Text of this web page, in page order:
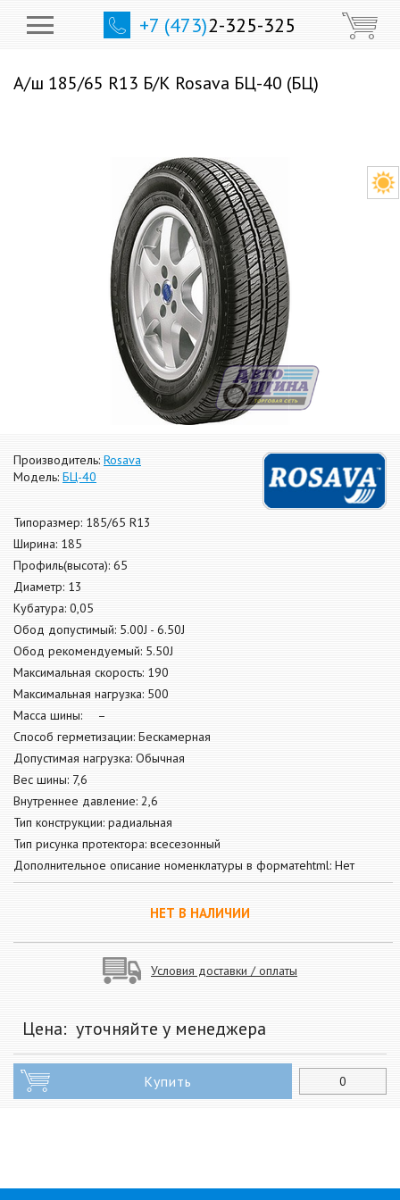
+7 (473)2-325-325
А/ш 185/65 R13 Б/К Rosava БЦ-40 (БЦ)
Производитель: Rosava
Модель: БЦ-40
Типоразмер: 185/65 R13
Ширина: 185
Профиль(высота): 65
Диаметр: 13
Кубатура: 0,05
Обод допустимый: 5.00J - 6.50J
Обод рекомендуемый: 5.50J
Максимальная скорость: 190
Максимальная нагрузка: 500
Масса шины: –
Способ герметизации: Бескамерная
Допустимая нагрузка: Обычная
Вес шины: 7,6
Внутреннее давление: 2,6
Тип конструкции: радиальная
Тип рисунка протектора: всесезонный
Дополнительное описание номенклатуры в форматеhtml: Нет
НЕТ В НАЛИЧИИ
Условия доставки / оплаты
Цена: уточняйте у менеджера
Купить